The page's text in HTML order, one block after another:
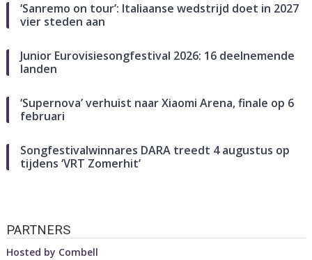
‘Sanremo on tour’: Italiaanse wedstrijd doet in 2027
vier steden aan
Junior Eurovisiesongfestival 2026: 16 deelnemende
landen
‘Supernova’ verhuist naar Xiaomi Arena, finale op 6
februari
Songfestivalwinnares DARA treedt 4 augustus op
tijdens ‘VRT Zomerhit’
PARTNERS
Hosted by Combell